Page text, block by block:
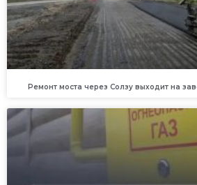
Ремонт моста через Солзу выходит на